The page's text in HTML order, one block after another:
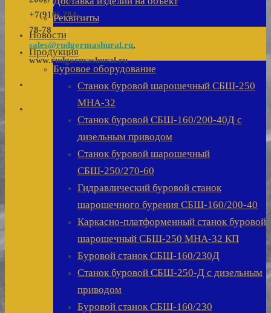
+7(910) 284-
78-78
sales@rudgormashural.ru,
www.rudgormashural.ru
Реквизиты
Новости
Продукция
Буровое оборудование
Станок буровой шарошечный СБШ-250
МНА-32
Станок буровой СБШ-160/200-40Д с
дизельным приводом
Станок буровой шарошечный
СБШ-250/270-60
Гидравлический буровой станок
шарошечного бурения СБШ-160/200-40
Каркасно-платформенный станок буровой
шарошечный СБШ-250 МНА-32 КП
Буровой станок СБШ-160/230Д
Станок буровой СБШ-250-Д с дизельным
приводом
Буровой станок СБШ-160/230